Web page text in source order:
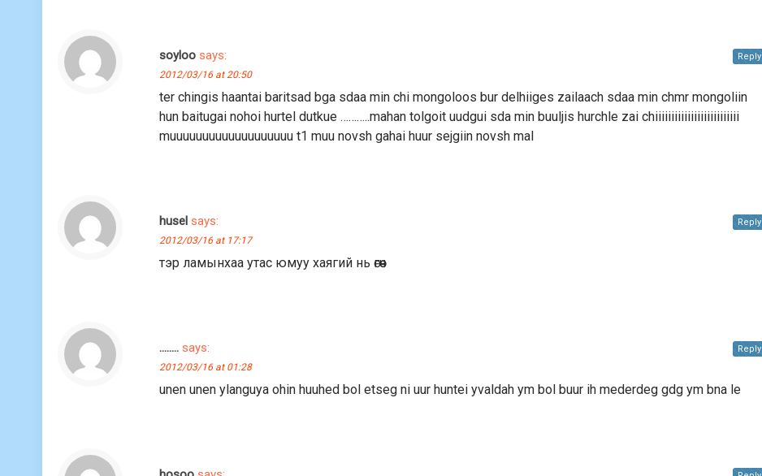
soyloo says:
2012/03/16 at 20:50
ter chingis haantai baritsad bga sdaa min chi mongoloos bur delhiiges zailaach sdaa min chmr mongoliin
hun baitugai nohoi hurtel dutkue ………..mahan tolgoit uudgui sda min buuljis hurchle zai chiiiiiiiiiiiiiiiiiiiiiiiiii
muuuuuuuuuuuuuuuuuuu t1 muu novsh gahai huur sejgiin novsh mal
Reply
husel says:
2012/03/16 at 17:17
тэр ламынхаа утас юмуу хаягий нь өгөөч
Reply
........ says:
2012/03/16 at 01:28
unen unen ylanguya ohin huuhed bol etseg ni uur huntei yvaldah ym bol buur ih mederdeg gdg ym bna le
Reply